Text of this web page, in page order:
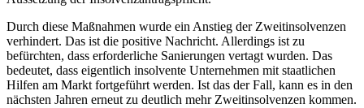
Durch diese Maßnahmen wurde ein Anstieg der Zweitinsolvenzen
verhindert. Das ist die positive Nachricht. Allerdings ist zu
befürchten, dass erforderliche Sanierungen vertagt wurden. Das
bedeutet, dass eigentlich insolvente Unternehmen mit staatlichen
Hilfen am Markt fortgeführt werden. Ist das der Fall, kann es in den
nächsten Jahren erneut zu deutlich mehr Zweitinsolvenzen kommen.